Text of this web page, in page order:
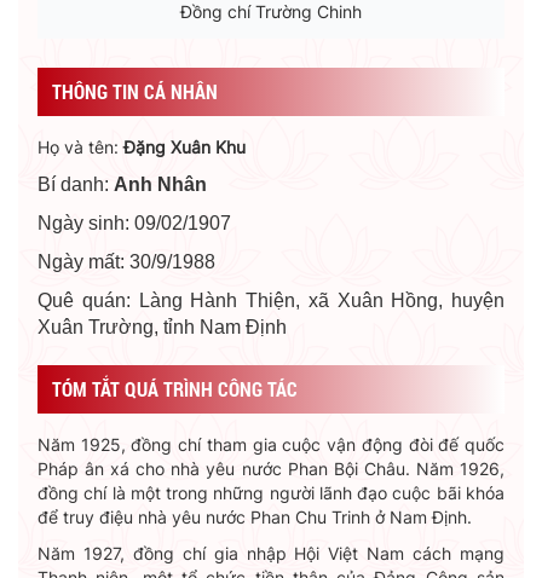
Đồng chí Trường Chinh
THÔNG TIN CÁ NHÂN
Họ và tên:Đặng Xuân Khu
Bí danh: Anh Nhân
Ngày sinh: 09/02/1907
Ngày mất: 30/9/1988
Quê quán: Làng Hành Thiện, xã Xuân Hồng, huyện
Xuân Trường, tỉnh Nam Định
TÓM TẮT QUÁ TRÌNH CÔNG TÁC
Năm 1925, đồng chí tham gia cuộc vận động đòi đế quốc
Pháp ân xá cho nhà yêu nước Phan Bội Châu. Năm 1926,
đồng chí là một trong những người lãnh đạo cuộc bãi khóa
để truy điệu nhà yêu nước Phan Chu Trinh ở Nam Định.
Năm 1927, đồng chí gia nhập Hội Việt Nam cách mạng